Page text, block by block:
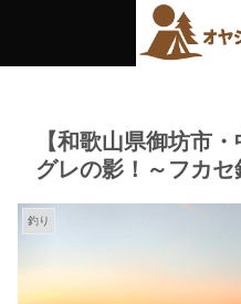
【和歌山県御坊市
グレの影！～フカ
釣り